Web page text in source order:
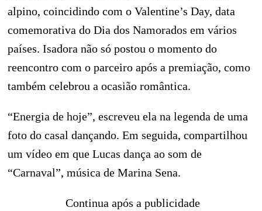
alpino, coincidindo com o Valentine’s Day, data
comemorativa do Dia dos Namorados em vários
países. Isadora não só postou o momento do
reencontro com o parceiro após a premiação, como
também celebrou a ocasião romântica.
“Energia de hoje”, escreveu ela na legenda de uma
foto do casal dançando. Em seguida, compartilhou
um vídeo em que Lucas dança ao som de
“Carnaval”, música de Marina Sena.
Continua após a publicidade